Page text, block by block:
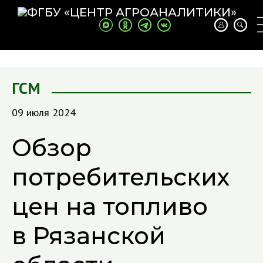
ГСМ
09 июля 2024
Обзор
потребительских
цен на топливо
в Рязанской